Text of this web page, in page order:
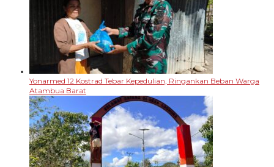
Yonarmed 12 Kostrad Tebar Kepedulian, Ringankan Beban Warga
Atambua Barat